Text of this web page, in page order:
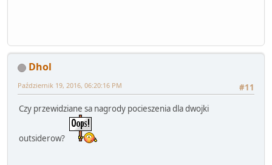
Dhol
#11
Październik 19, 2016, 06:20:16 PM
Czy przewidziane sa nagrody pocieszenia dla dwojki
outsiderow?